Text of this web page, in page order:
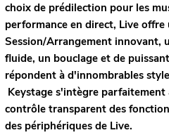
choix de prédilection pour les
performance en direct, Live
Session/Arrangement innovant,
fluide, un bouclage et de
répondent à d'innombrables
Keystage s'intègre
contrôle transparent des
des périphériques de Live.